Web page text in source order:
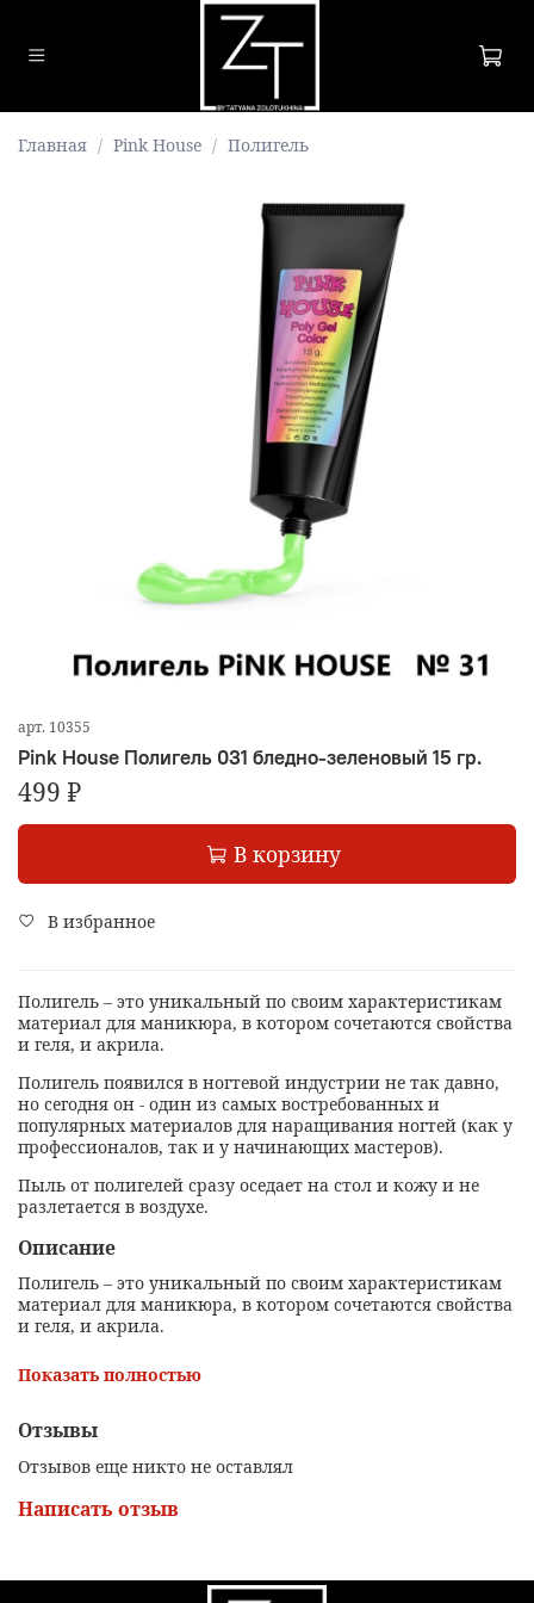
Главная Pink House Полигель
арт. 10355
Pink House Полигель 031 бледно-зеленовый 15 гр.
499 ₽
В корзину
В избранное
Полигель – это уникальный по своим характеристикам
материал для маникюра, в котором сочетаются свойства
и геля, и акрила.
Полигель появился в ногтевой индустрии не так давно,
но сегодня он - один из самых востребованных и
популярных материалов для наращивания ногтей (как у
профессионалов, так и у начинающих мастеров).
Пыль от полигелей сразу оседает на стол и кожу и не
разлетается в воздухе.
Описание
Полигель – это уникальный по своим характеристикам
материал для маникюра, в котором сочетаются свойства
и геля, и акрила.
но сегодня он - один из самых востребованных и
профессионалов, так и у начинающих мастеров).
Пыль от полигелей сразу оседает на стол и кожу и не
Показать полностью
Отзывы
Отзывов еще никто не оставлял
Написать отзыв